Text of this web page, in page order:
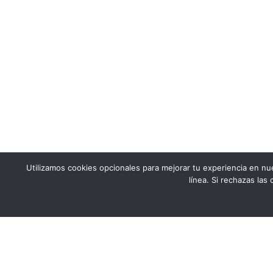
Utilizamos cookies opcionales para mejorar tu experiencia en
línea. Si rechazas